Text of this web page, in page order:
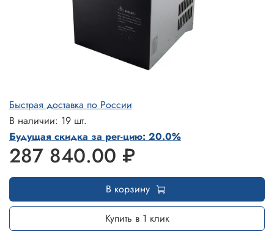
Быстрая доставка по России
В наличии: 19 шт.
Будущая скидка за рег-цию: 20.0%
287 840.00 ₽
В корзину
Купить в 1 клик